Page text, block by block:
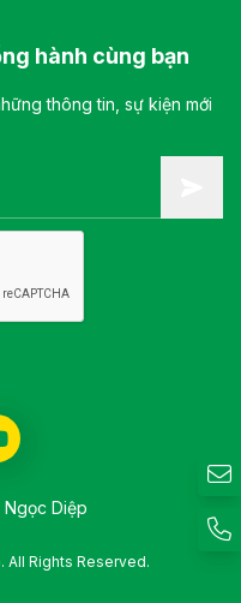
hành cùng bạn
thông tin, sự kiện mới
Diệp
All Rights Reserved.